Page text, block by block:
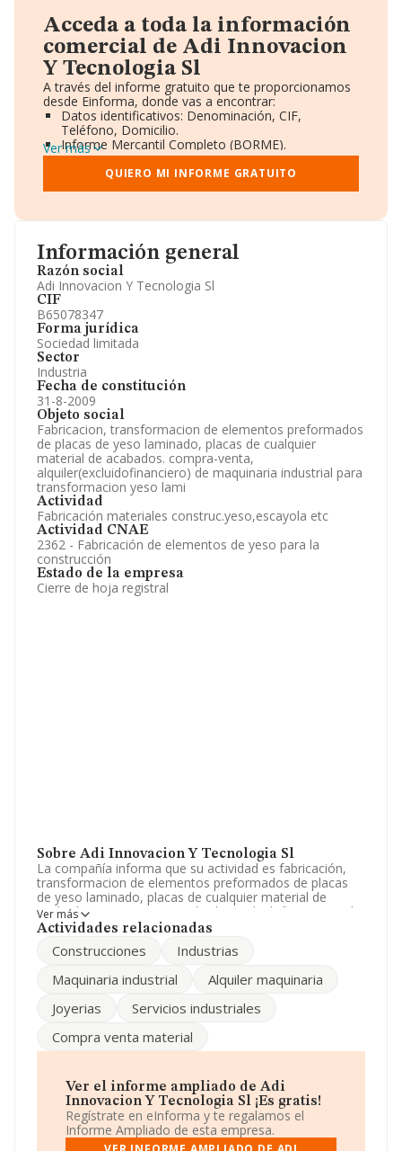
Información general
Razón social
Adi Innovacion Y Tecnologia Sl
CIF
B65078347
Forma jurídica
Sociedad limitada
Sector
Industria
Fecha de constitución
31-8-2009
Objeto social
Fabricacion, transformacion de elementos preformados
de placas de yeso laminado, placas de cualquier
material de acabados. compra-venta,
alquiler(excluidofinanciero) de maquinaria industrial para
transformacion yeso lami
Actividad
Fabricación materiales construc.yeso,escayola etc
Actividad CNAE
2362 - Fabricación de elementos de yeso para la
construcción
Estado de la empresa
Cierre de hoja registral
Sobre Adi Innovacion Y Tecnologia Sl
La compañía informa que su actividad es fabricación,
transformacion de elementos preformados de placas
de yeso laminado, placas de cualquier material de
acabados. compra-venta, alquiler(excluidofinanciero) de
maquinaria industrial para transformacion yeso lami. La
Tiene CNAE: 2362 - 'Fabricación de elementos de yeso
mercados exteriores.
La sociedad españolaAdi Innovacion y Tecnología
núm. 122, (08203), en el municipio de Sabadell,
Barcelona, Cataluña.
Con los datos a disposición de INFORMA sobre 574
empresas pertenecientes al sector, en el ámbito
nacional la facturación alcanza la cifra de 301 millones
de euros y la media de facturación de ventas entre
todas las compañías alcanza los 525 mil euros. Por
Ver más
Actividades relacionadas
Construcciones
Industrias
Maquinaria industrial
Alquiler maquinaria
Joyerias
Servicios industriales
Compra venta material
Ver el informe ampliado de Adi
Innovacion Y Tecnologia Sl ¡Es gratis!
Regístrate en eInforma y te regalamos el
Informe Ampliado de esta empresa.
Acceda a toda la información
comercial de Adi Innovacion
Y Tecnologia Sl
A través del informe gratuito que te proporcionamos
desde Einforma, donde vas a encontrar:
Datos identificativos: Denominación, CIF,
Teléfono, Domicilio.
Informe Mercantil Completo (BORME).
Gráficos de Evolución Ventas y Empleados.
Consejo de Administración y Administradores.
Directivos y Ejecutivos.
Información oficial y registral complementaria.
Ver más
QUIERO MI INFORME GRATUITO